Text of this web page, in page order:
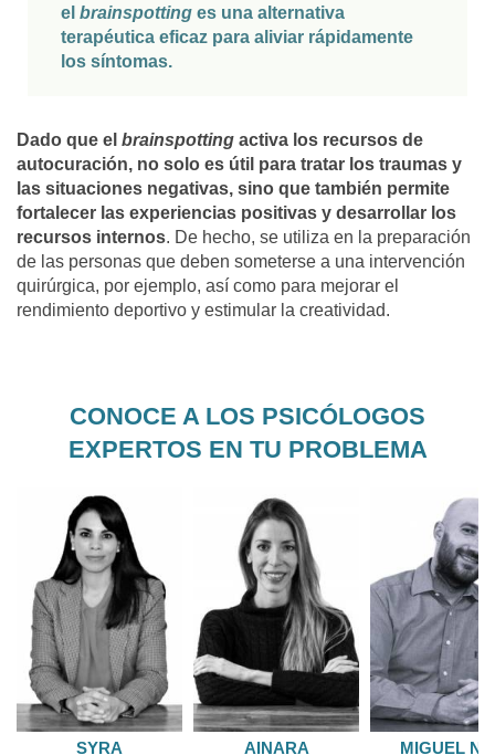
elbrainspotting es una alternativa
terapéutica eficaz para aliviar rápidamente
los síntomas.
Dado que el brainspotting activa los recursos de
autocuración, no solo es útil para tratar los traumas y
las situaciones negativas, sino que también permite
fortalecer las experiencias positivas y desarrollar los
recursos internos. De hecho, se utiliza en la preparación
de las personas que deben someterse a una intervención
quirúrgica, por ejemplo, así como para mejorar el
rendimiento deportivo y estimular la creatividad.
CONOCE A LOS PSICÓLOGOS
EXPERTOS EN TU PROBLEMA
MIGUEL NEO
SYRA
Psicóloga y terapeuta
EMDR
AINARA
Psicóloga